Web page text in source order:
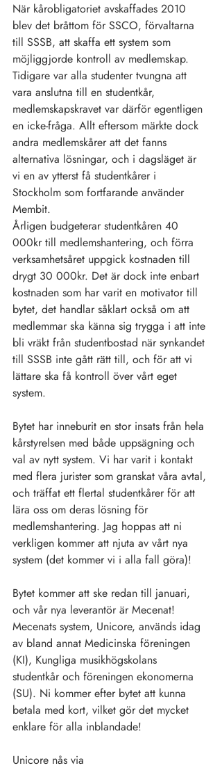
När kårobligatoriet avskaffades 2010
blev det bråttom för SSCO, förvaltarna
till SSSB, att skaffa ett system som
möjliggjorde kontroll av medlemskap.
Tidigare var alla studenter tvungna att
vara anslutna till en studentkår,
medlemskapskravet var därför egentligen
en icke-fråga. Allt eftersom märkte dock
andra medlemskårer att det fanns
alternativa lösningar, och i dagsläget är
vi en av ytterst få studentkårer i
Stockholm som fortfarande använder
Membit.
Årligen budgeterar studentkåren 40
000kr till medlemshantering, och förra
verksamhetsåret uppgick kostnaden till
drygt 30 000kr. Det är dock inte enbart
kostnaden som har varit en motivator till
bytet, det handlar såklart också om att
medlemmar ska känna sig trygga i att inte
bli vräkt från studentbostad när synkandet
till SSSB inte gått rätt till, och för att vi
lättare ska få kontroll över vårt eget
system.
Bytet har inneburit en stor insats från hela
kårstyrelsen med både uppsägning och
val av nytt system. Vi har varit i kontakt
med flera jurister som granskat våra avtal,
och träffat ett flertal studentkårer för att
lära oss om deras lösning för
medlemshantering. Jag hoppas att ni
verkligen kommer att njuta av vårt nya
system (det kommer vi i alla fall göra)!
Bytet kommer att ske redan till januari,
och vår nya leverantör är Mecenat!
Mecenats system, Unicore, används idag
av bland annat Medicinska föreningen
(KI), Kungliga musikhögskolans
studentkår och föreningen ekonomerna
(SU). Ni kommer efter bytet att kunna
betala med kort, vilket gör det mycket
enklare för alla inblandade!
Unicore nås via